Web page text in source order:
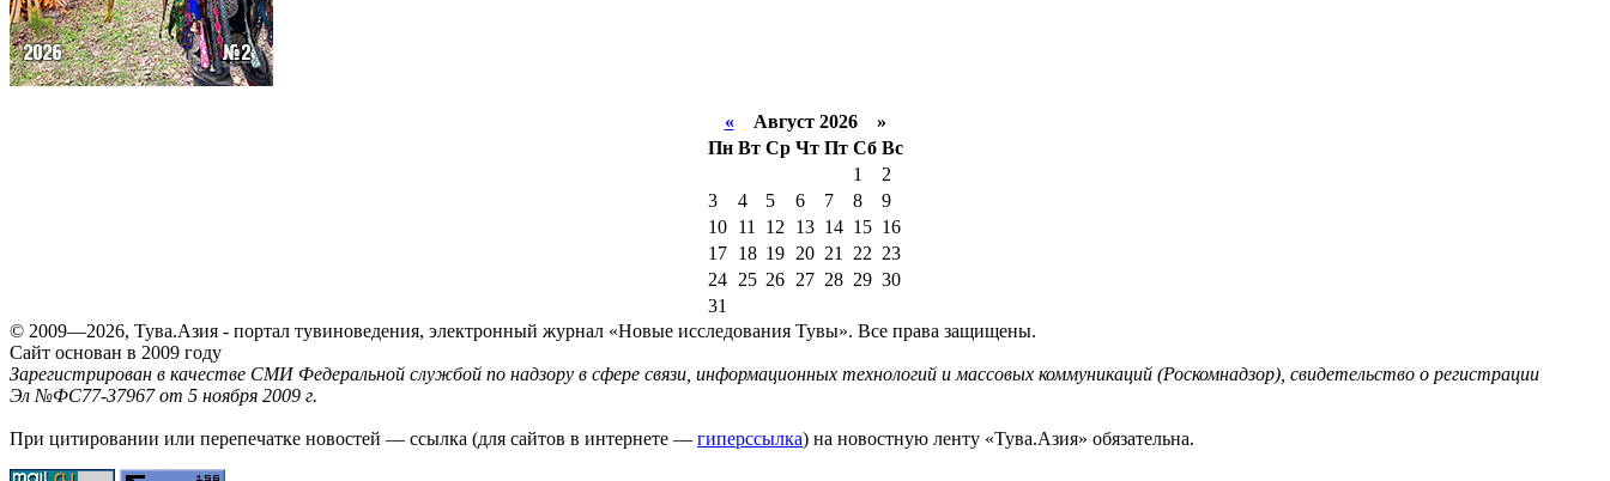
«Август 2026 »
Пн Вт Ср Чт Пт Сб Вс
1
2
3
4 5 6 7 8
9
10
11 12 13 14 15 16
17
18 19 20 21 22 23
24
25 26 27 28 29 30
31
© 2009—2026, Тува.Азия - портал тувиноведения, электронный журнал «Новые исследования Тувы». Все права защищены.
Сайт основан в 2009 году
Зарегистрирован в качестве СМИ Федеральной службой по надзору в сфере связи, информационных технологий и массовых коммуникаций (Роскомнадзор), свидетельство о регистрации
Эл №ФС77-37967 от 5 ноября 2009 г.
При цитировании или перепечатке новостей — ссылка (для сайтов в интернете — гиперссылка) на новостную ленту «Тува.Азия» обязательна.